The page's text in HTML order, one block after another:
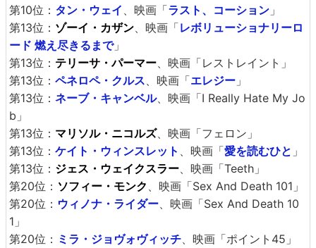
第10位： タン・ウェイ 、映画「ラスト、コーション 」
第13位： ゾーイ・カザン、映画「レボリューショナリーロ
ード 燃え尽きるまで」
第13位： テリーサ・パーマー、映画「レストレイント」
第13位： ペネロペ・クルス、映画「エレジー 」
第13位： ネーブ・キャンベル、映画「I Really Hate My Jo
b」
第13位： マリソル・ニコルズ、映画「フェロン」
第13位： ケイト・ウィンスレット 、映画「愛を読むひと 」
第13位： ジェス・ウェイクスラー、映画「Teeth」
第20位： ソフィー・モンク 、映画「Sex And Death 101」
第20位： ウィノナ・ライダー、映画「Sex And Death 10
1」
第20位： ミラ・ジョヴォヴィッチ、映画「ポイント45」